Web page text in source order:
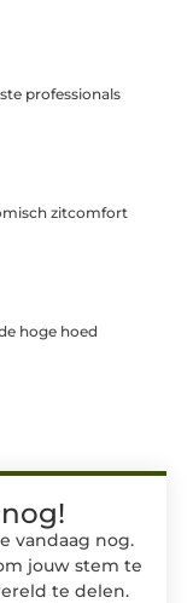
professionals
zitcomfort
hoge hoed
vandaag nog.
jouw stem te
te delen.